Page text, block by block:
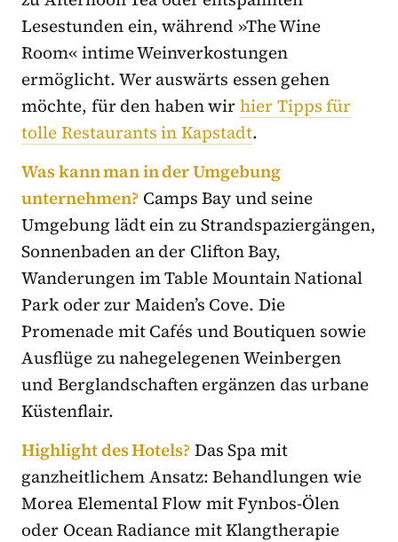
Lesestunden ein, während »The Wine
Room« intime Weinverkostungen
ermöglicht. Wer auswärts essen gehen
möchte, für den haben wirhier Tipps für
tolle Restaurants in Kapstadt.
Was kann man in der Umgebung
unternehmen? Camps Bay und seine
Umgebung lädt ein zu Strandspaziergängen,
Sonnenbaden an der Clifton Bay,
Wanderungen im Table Mountain National
Park oder zur Maiden’s Cove. Die
Promenade mit Cafés und Boutiquen sowie
Ausflüge zu nahegelegenen Weinbergen
und Berglandschaften ergänzen das urbane
Küstenflair.
Highlight des Hotels? Das Spa mit
ganzheitlichem Ansatz: Behandlungen wie
Morea Elemental Flow mit Fynbos-Ölen
oder Ocean Radiance mit Klangtherapie